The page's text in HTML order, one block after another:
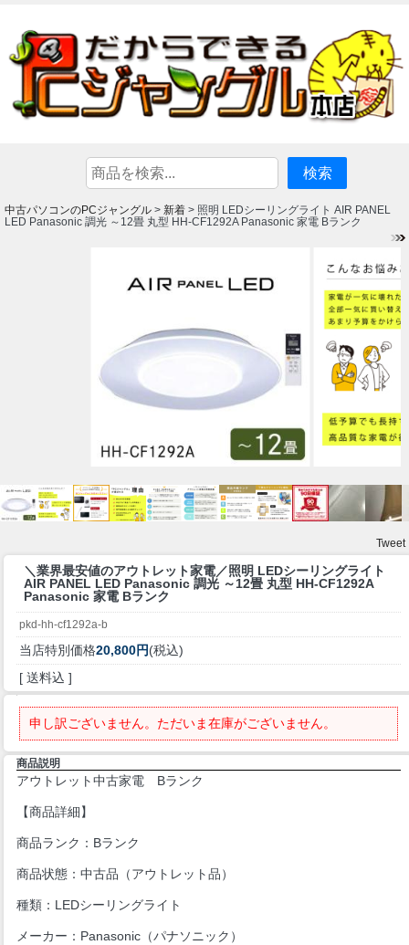
中古パソコンのPCジャングル > 新着 > 照明 LEDシーリングライト AIR PANEL
LED Panasonic 調光 ～12畳 丸型 HH-CF1292A Panasonic 家電 Bランク
Tweet
＼業界最安値のアウトレット家電／照明 LEDシーリングライト
AIR PANEL LED Panasonic 調光 ～12畳 丸型 HH-CF1292A
Panasonic 家電 Bランク
pkd-hh-cf1292a-b
当店特別価格20,800円(税込)
[ 送料込 ]
申し訳ございません。ただいま在庫がございません。
商品説明
アウトレット中古家電 Bランク
【商品詳細】
商品ランク：Bランク
商品状態：中古品（アウトレット品）
種類：LEDシーリングライト
メーカー：Panasonic（パナソニック）